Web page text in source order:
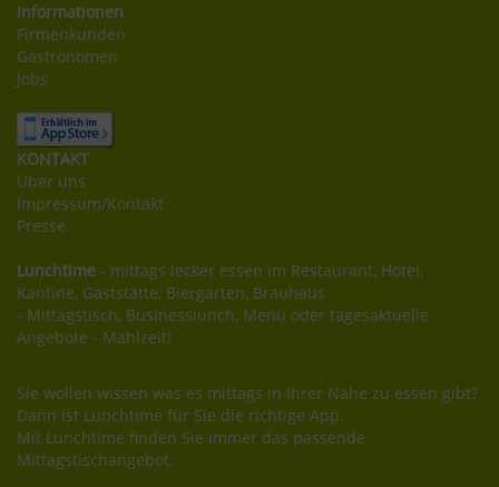
Informationen
Firmenkunden
Gastronomen
Jobs
KONTAKT
Über uns
Impressum/Kontakt
Presse
Lunchtime - mittags lecker essen im Restaurant, Hotel,
Kantine, Gaststätte, Biergarten, Brauhaus
- Mittagstisch, Businesslunch, Menü oder tagesaktuelle
Angebote - Mahlzeit!
Sie wollen wissen was es mittags in Ihrer Nähe zu essen gibt?
Dann ist Lunchtime für Sie die richtige App.
Mit Lunchtime finden Sie immer das passende
Mittagstischangebot.